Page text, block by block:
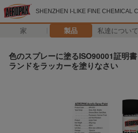
SHENZHEN I-LIKE FINE CHEMICAL
家 製品 私達について
色のスプレーに塗るISO90001証明
ランドをラッカーを塗りなさい